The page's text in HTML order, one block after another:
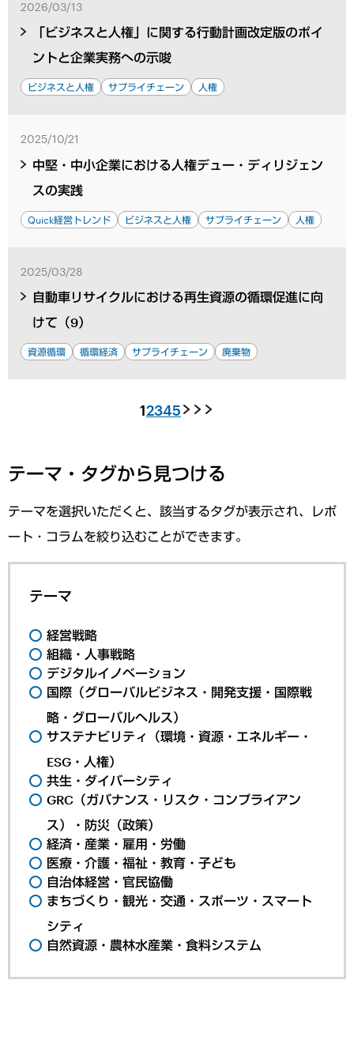
2026/03/13
「ビジネスと人権」に関する行動計画改定版のポイ
ントと企業実務への示唆
ビジネスと人権 サプライチェーン 人権
2025/10/21
中堅・中小企業における人権デュー・ディリジェン
スの実践
Quick経営トレンド ビジネスと人権 サプライチェーン 人権
2025/03/28
自動車リサイクルにおける再生資源の循環促進に向
けて（9）
資源循環 循環経済 サプライチェーン 廃棄物
12345
テーマ・タグから見つける
テーマを選択いただくと、該当するタグが表示され、レポ
ート・コラムを絞り込むことができます。
テーマ
経営戦略
組織・人事戦略
デジタルイノベーション
国際（グローバルビジネス・開発支援・国際戦
略・グローバルヘルス）
サステナビリティ（環境・資源・エネルギー・
ESG・人権）
共生・ダイバーシティ
GRC（ガバナンス・リスク・コンプライアン
ス）・防災（政策）
経済・産業・雇用・労働
医療・介護・福祉・教育・子ども
自治体経営・官民協働
まちづくり・観光・交通・スポーツ・スマート
シティ
自然資源・農林水産業・食料システム